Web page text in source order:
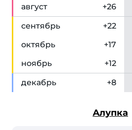
август +26
сентябрь +22
октябрь +17
ноябрь +12
декабрь +8
Алупка